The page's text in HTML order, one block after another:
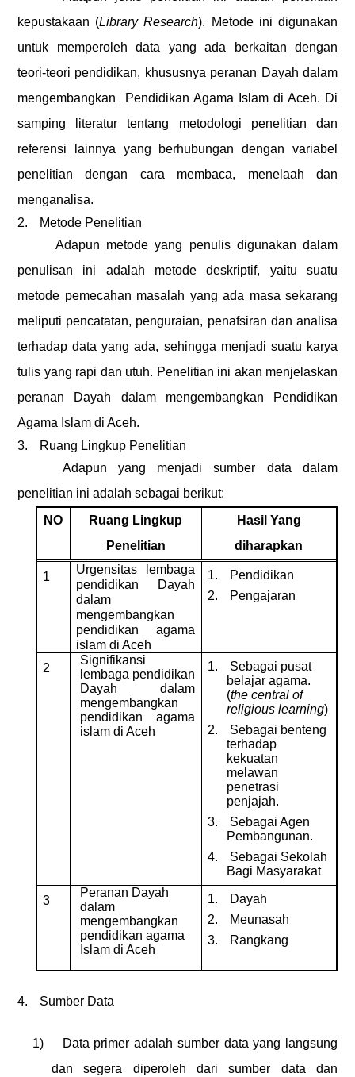
kepustakaan (Library Research). Metode ini digunakan
untuk memperoleh data yang ada berkaitan dengan
teori-teori pendidikan, khususnya peranan Dayah dalam
mengembangkan
Pendidikan Agama Islam di Aceh. Di
samping literatur tentang metodologi penelitian dan
referensi lainnya yang berhubungan dengan variabel
penelitian dengan cara membaca, menelaah dan
menganalisa.
2.
Metode Penelitian
Adapun metode yang penulis digunakan dalam
penulisan ini adalah metode deskriptif, yaitu suatu
metode pemecahan masalah yang ada masa sekarang
meliputi pencatatan, penguraian, penafsiran dan analisa
terhadap data yang ada, sehingga menjadi suatu karya
tulis yang rapi dan utuh. Penelitian ini akan menjelaskan
peranan Dayah dalam mengembangkan Pendidikan
Agama Islam di Aceh.
3.
Ruang Lingkup Penelitian
Adapun yang menjadi sumber data dalam
penelitian ini adalah sebagai berikut:
NO
Ruang Lingkup
Penelitian
Hasil Yang
diharapkan
1
Urgensitas lembaga
pendidikan Dayah
dalam
mengembangkan
pendidikan agama
islam di Aceh
1.
Pendidikan
2.
Pengajaran
2
Signifikansi
lembaga pendidikan
Dayah dalam
mengembangkan
pendidikan agama
islam di Aceh
1.
Sebagai pusat
belajar agama.
(the central of
religious learning)
2.
Sebagai benteng
terhadap
kekuatan
melawan
penetrasi
penjajah.
3.
Sebagai Agen
Pembangunan.
4.
Sebagai Sekolah
Bagi Masyarakat
3
Peranan Dayah
dalam
mengembangkan
pendidikan agama
Islam di Aceh
1.
Dayah
2.
Meunasah
3.
Rangkang
4. Sumber Data
1)
Data primer adalah sumber data yang langsung
dan segera diperoleh dari sumber data dan